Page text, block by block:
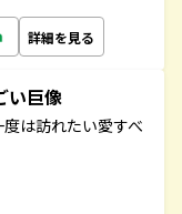
詳細を見る
い巨像
は訪れたい愛すべ